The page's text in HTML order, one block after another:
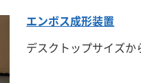
エンボス成形装置
デスクトップサイズか